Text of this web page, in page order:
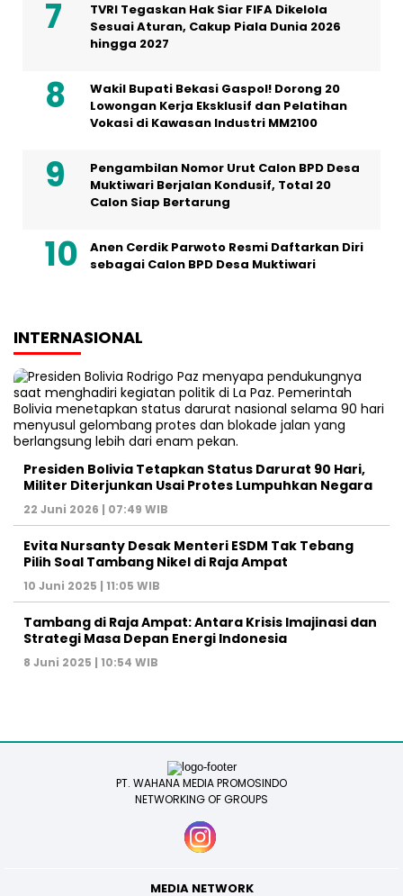
TVRI Tegaskan Hak Siar FIFA Dikelola
Sesuai Aturan, Cakup Piala Dunia 2026
hingga 2027
Wakil Bupati Bekasi Gaspol! Dorong 20
Lowongan Kerja Eksklusif dan Pelatihan
Vokasi di Kawasan Industri MM2100
Pengambilan Nomor Urut Calon BPD Desa
Muktiwari Berjalan Kondusif, Total 20
Calon Siap Bertarung
Anen Cerdik Parwoto Resmi Daftarkan Diri
sebagai Calon BPD Desa Muktiwari
INTERNASIONAL
Presiden Bolivia Tetapkan Status Darurat 90 Hari,
Militer Diterjunkan Usai Protes Lumpuhkan Negara
22 Juni 2026 | 07:49 WIB
Evita Nursanty Desak Menteri ESDM Tak Tebang
Pilih Soal Tambang Nikel di Raja Ampat
10 Juni 2025 | 11:05 WIB
Tambang di Raja Ampat: Antara Krisis Imajinasi dan
Strategi Masa Depan Energi Indonesia
8 Juni 2025 | 10:54 WIB
PT. WAHANA MEDIA PROMOSINDO
NETWORKING OF GROUPS
MEDIA NETWORK